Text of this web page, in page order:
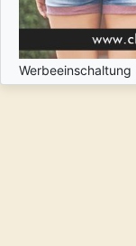
Werbeeinschaltung